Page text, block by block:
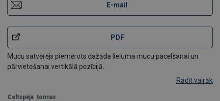
E-mail
PDF
Mucu satvērējs piemērots dažāda lieluma mucu pacelšanai un
pārvietošanai vertikālā pozīcijā.
Rādīt vairāk
Celtspēja tonnas